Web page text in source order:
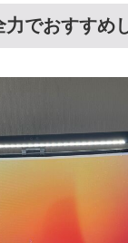
力でおすすめ